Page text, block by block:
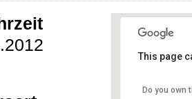
This page
Do you own